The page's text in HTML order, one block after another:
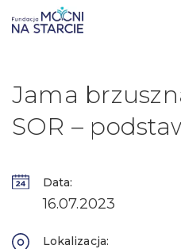
Jama
SOR –
Data:
16.07.2023
Lokalizacja: